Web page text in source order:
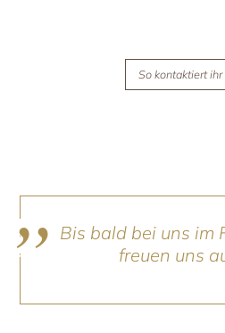
So kontaktiert ihr
Bis bald bei uns im
freuen uns